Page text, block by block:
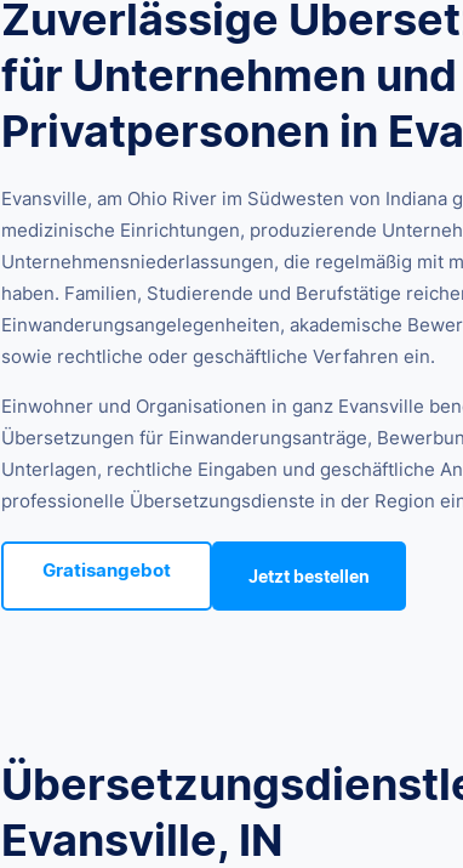
Zuverlässige
für Unternehmen und
Privatpersonen in
Evansville, am Ohio River im Südwesten von
medizinische Einrichtungen, produzierende
Unternehmensniederlassungen, die regelmäßig mit
haben. Familien, Studierende und Berufstätige
Einwanderungsangelegenheiten, akademische
sowie rechtliche oder geschäftliche Verfahren ein.
Einwohner und Organisationen in ganz Evansville
Übersetzungen für Einwanderungsanträge,
Unterlagen, rechtliche Eingaben und geschäftliche
professionelle Übersetzungsdienste in der Region
Gratisangebot Jetzt bestellen
Evansville, IN